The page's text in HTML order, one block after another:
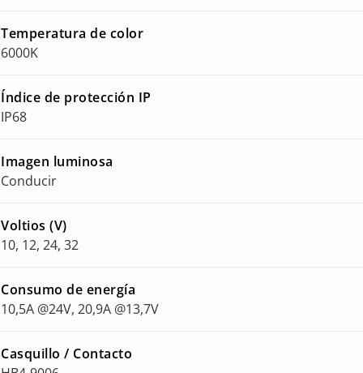
Temperatura de color
6000K
Índice de protección IP
IP68
Imagen luminosa
Conducir
Voltios (V)
10, 12, 24, 32
Consumo de energía
10,5A @24V, 20,9A @13,7V
Casquillo / Contacto